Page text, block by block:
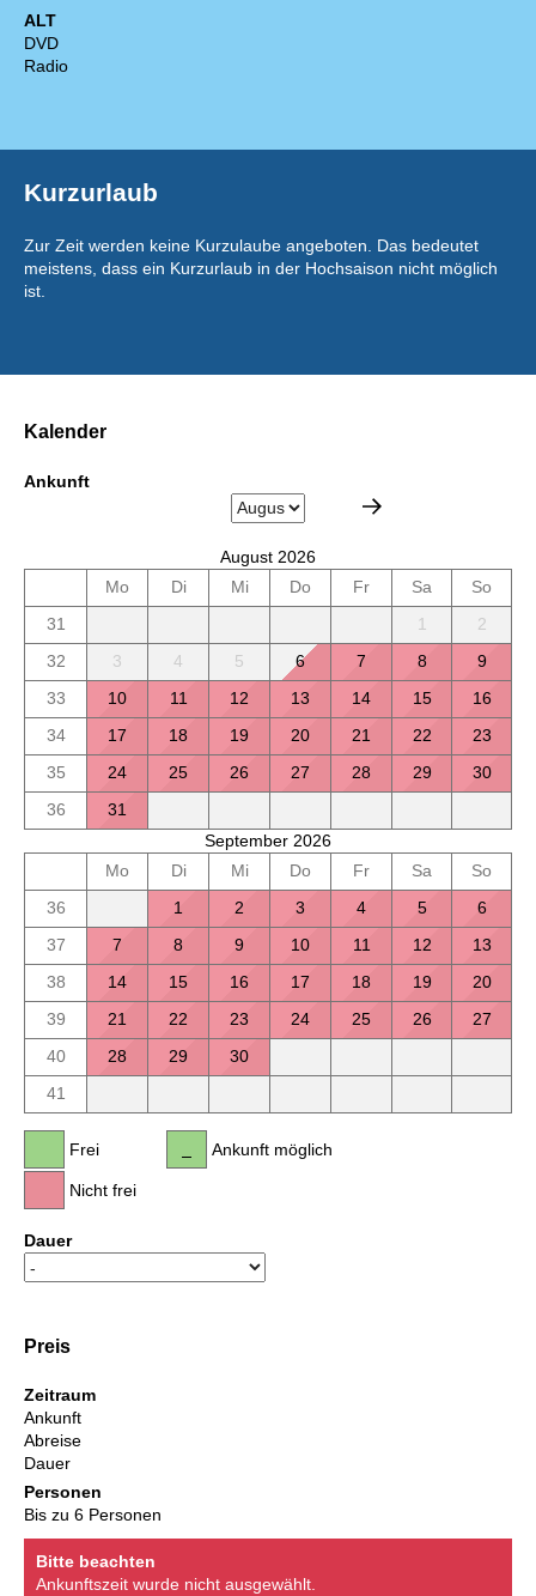
ALT
DVD
Radio
Kurzurlaub
Zur Zeit werden keine Kurzulaube angeboten. Das bedeutet
meistens, dass ein Kurzurlaub in der Hochsaison nicht möglich
ist.
Kalender
Ankunft
August 2026
Mo
Di Mi Do Fr Sa
So
31
1
2
32
3 4 5 6 7 8
9
33
10 11 12 13 14 15
16
34
17 18 19 20 21 22
23
35
24 25 26 27 28 29
30
36
31
September 2026
Mo
Di Mi Do Fr Sa
So
36
1 2 3 4 5
6
37
7 8 9 10 11 12
13
38
14 15 16 17 18 19
20
39
21 22 23 24 25 26
27
40
28 29
30
41
Frei
Nicht frei
Ankunft möglich
Dauer
Preis
Zeitraum
Ankunft
Abreise
Dauer
Personen
Bis zu 6 Personen
Bitte beachten
Ankunftszeit wurde nicht ausgewählt.